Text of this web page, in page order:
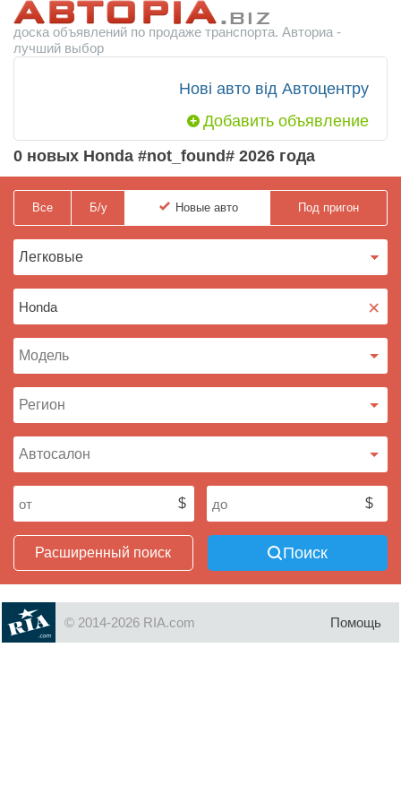
доска объявлений по продаже транспорта. Авториа -
лучший выбор
Нові авто від Автоцентру
Добавить объявление
0 новых Honda #not_found# 2026 года
Все Б/у Новые авто Под пригон
×
Расширенный поиск Поиск
© 2014-2026 RIA.com Помощь